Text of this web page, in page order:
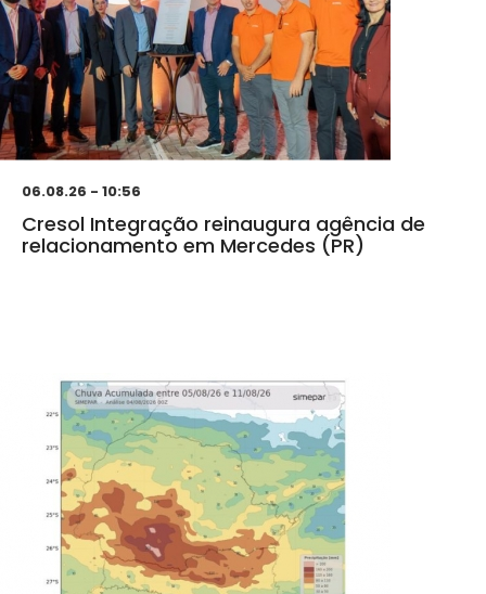
06.08.26 - 10:56
Cresol Integração reinaugura agência de
relacionamento em Mercedes (PR)